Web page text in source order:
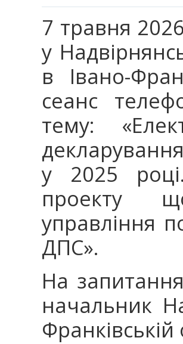
7 травня
у
в Івано-
сеанс
тему:
у 2025
проекту
управління
ДПС».
На
начальник